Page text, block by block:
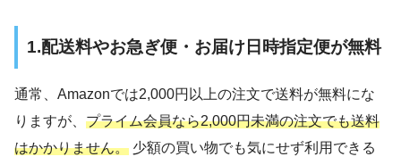
1.配送料やお急ぎ便・お届け日時指定便が無料
通常、Amazonでは2,000円以上の注文で送料が無料にな
りますが、 プライム会員なら2,000円未満の注文でも送料
はかかりません。 少額の買い物でも気にせず利用できる